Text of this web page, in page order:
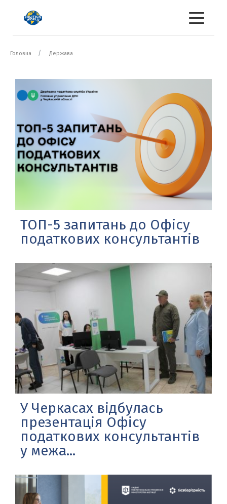
Головна Держава
ТОП-5 запитань до Офісу
податкових консультантів
У Черкасах відбулась
презентація Офісу
податкових консультантів
у межа...